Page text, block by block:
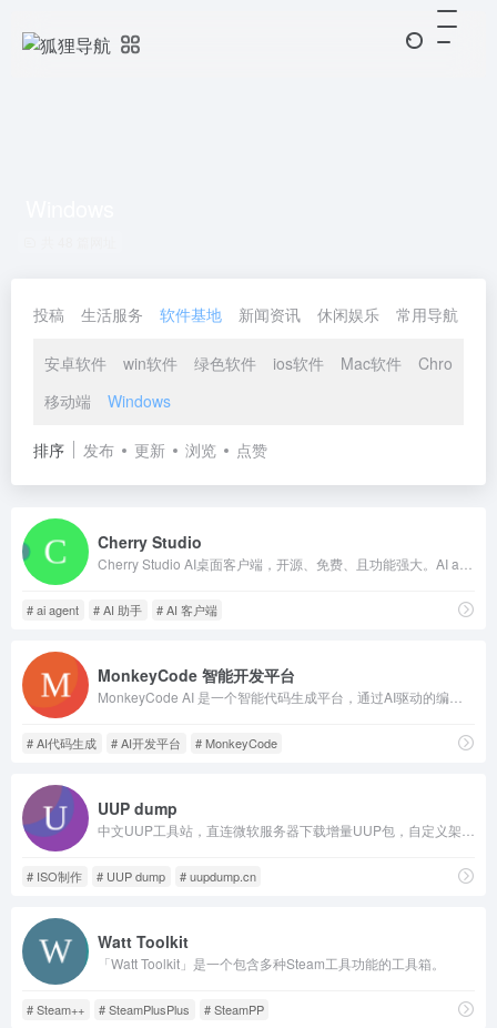
投稿 生活服务 软件基地 新闻资讯 休闲娱乐 常用导航
安卓软件 win软件 绿色软件 ios软件 Mac软件
Chrome插
移动端
Windows
排序 发布 更新 浏览 点赞
Cherry Studio
# ai agent # AI 助手 # AI 客户端
MonkeyCode 智能开发平台
# AI代码生成 # AI开发平台 # MonkeyCode
UUP dump
# ISO制作 # UUP dump # uupdump.cn
Watt Toolkit
「Watt Toolkit」是一个包含多种Steam工具功能的工具箱。
# Steam++ # SteamPlusPlus # SteamPP